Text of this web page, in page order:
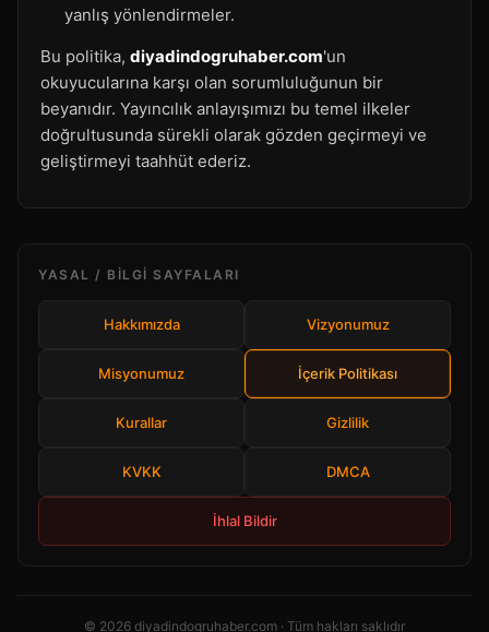
yanlış yönlendirmeler.
Bu politika, diyadindogruhaber.com'un
okuyucularına karşı olan sorumluluğunun bir
beyanıdır. Yayıncılık anlayışımızı bu temel ilkeler
doğrultusunda sürekli olarak gözden geçirmeyi ve
geliştirmeyi taahhüt ederiz.
YASAL / BILGI SAYFALARI
Hakkımızda Vizyonumuz
Misyonumuz İçerik Politikası
Kurallar Gizlilik
KVKK DMCA
İhlal Bildir
© 2026 diyadindogruhaber.com · Tüm hakları saklıdır